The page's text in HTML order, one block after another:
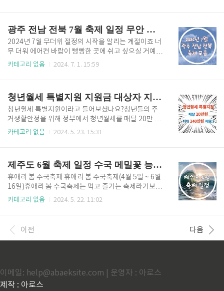
벌에 대한 자세한 내용은 아래 홈페이지에서 확인가능
리버크루즈 선착장 예약바로가기 👆 ✅별바다부산 나이
트 미션 투어 (24.7.8.10) -용두산 공원, 근현대역사
관 바로가기 👆 ✅별바다부산 용두산 공원 나이트 팝업
및 플리마켓 ✅별바다부산 나이트 뮤직 캠크닉 (24.8.9
~ 24) - 다대포해변공원 ✅별바다부산 용두산공원
광주 전남 전북 7월 축제 일정 무안 연꽃 정남진 장흥 물축제 전주 가맥
2024년 7월 무더위 절정의 시작을 알리는 계절이죠 너
무 더워 에어컨 바람이 빵빵한 곳에 쉬고 싶으실 거예
요 그러나 이런 더운 계절에 절정인 축제들이 있답니
8)무안 연꽃 축제는 회산 백련지에서 개최되고 25일부
터 4일간 진행이 됩니다. 물놀이장, 오토캠핑장뿐 아니
라 동물농장도 운영을 하니 볼거리가 많은 거 같아
요 무안 연꽃 축제👆 정남진 장흥 물축제정남진 장흥
물축제(24.07.27~ 08.04)전남진 장흥 물축제는 문화
카테고리 없음 2024. 7. 1. 15:59
청년월세 특별지원 지원금 대상자 지원조건 신청방법 소득 재산요건
청년월세 특별지원이라고 들어보셨나요?청년들의 주
거생활안정을 위해 정부에서 청년월세를 매달 20만 원
씩 최대 1년간 240만 원을 지원하는 정책을 펼쳤어요.
내용을 알려드리니 해당되시면 꼭 지원금 받아 가세요
~ 청년월세지원 신청👆 청년월세 특별지원이란? 청
년월세 특별지원은 청년들의 주거비 부담을 완화시키
고자 국토교통부에서 진행을 하고 있습니다. 월 20만
원씩 최대 1년간 240만 원을 지원받을 수 있으며 4월 1
월세 70만 원 이하의 거주요건도 폐지하여 대상을 확대
했습니다. 지원..
카테고리 없음 2024. 5. 23. 15:31
제주도 6월 축제 일정 수국 메밀꽃 능소화보러 나들이 하러가자~!
휴애리 봄 수국축제 휴애리 봄 수국축제(4월 5일 ~ 6월
16일)휴애리 봄 수국축제는 먹고 즐기는 축제라기보다
는 꽃구경 꽃나들이의 축제이다. 서귀포시 휴애리 자연
여름 수국과 유럽수국까지 구경이 가능하고 각종 포토
존이 마련되어있어 소중한 추억을 만드실 수 있습니
의 홈페이지를 참고하시기 바랍니다. 수국축제 바로
가기👆 웨이뷰 메밀 꽃 축제 웨이뷰 메밀꽃 축제(5월 15
카테고리 없음 2024. 5. 22. 11:02
이전 다음
이메일: help@abaeksite.com | 운영자 : 아로스
제작 : 아로스